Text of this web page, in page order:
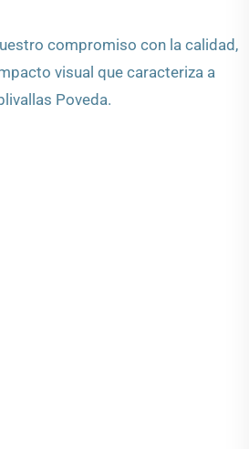
compromiso con la calidad,
visual que caracteriza a
Poveda.